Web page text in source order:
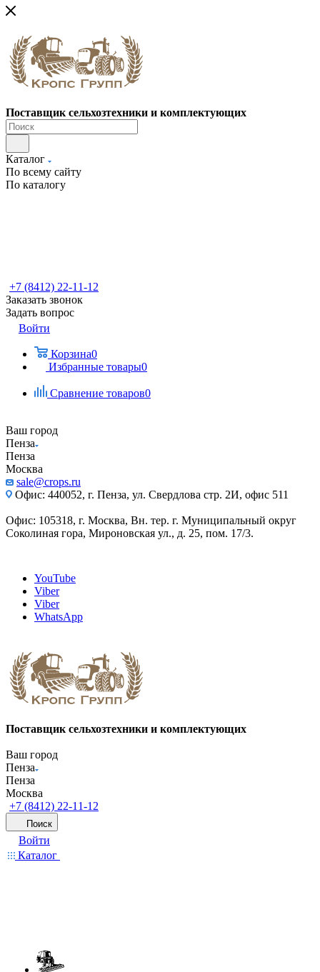
Поставщик сельхозтехники и комплектующих
Каталог
По всему сайту
По каталогу
+7 (8412) 22-11-12
Заказать звонок
Задать вопрос
Войти
Корзина0
Избранные товары0
Сравнение товаров0
Ваш город
Пенза
Пенза
Москва
sale@crops.ru
Офис: 440052, г. Пенза, ул. Свердлова стр. 2И, офис 511
Офис: 105318, г. Москва, Вн. тер. г. Муниципальный округ
Соколиная гора, Мироновская ул., д. 25, пом. 17/3.
YouTube
Viber
Viber
WhatsApp
Поставщик сельхозтехники и комплектующих
Ваш город
Пенза
Пенза
Москва
+7 (8412) 22-11-12
Поиск
Войти
Каталог